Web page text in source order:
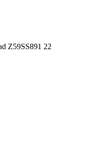
Z59SS891 22